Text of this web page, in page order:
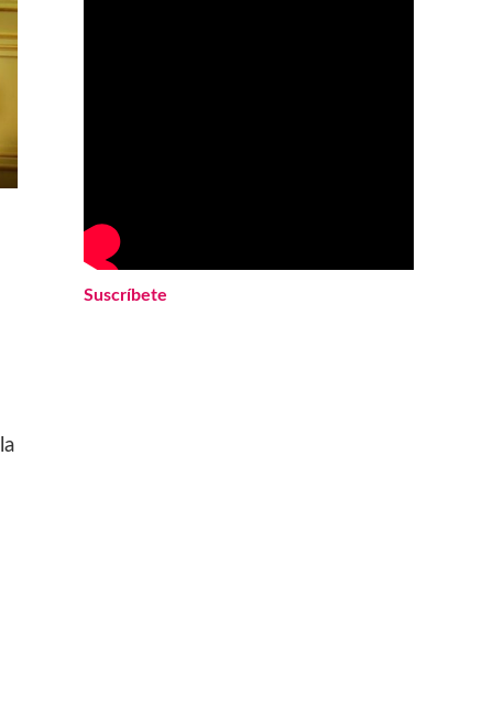
Suscríbete